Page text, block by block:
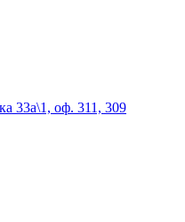
33а\1, оф. 311, 309